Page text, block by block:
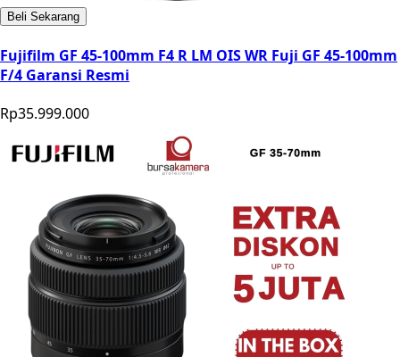
Beli Sekarang
Fujifilm GF 45-100mm F4 R LM OIS WR Fuji GF 45-100mm
F/4 Garansi Resmi
Rp35.999.000